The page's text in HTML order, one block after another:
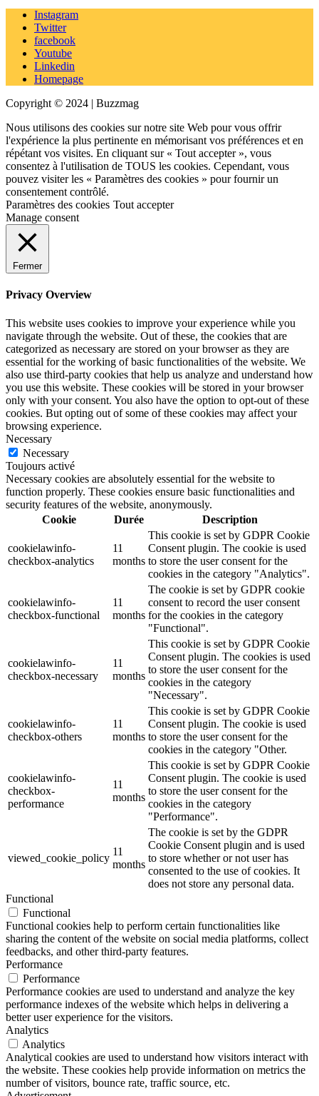
Instagram
Twitter
facebook
Youtube
Linkedin
Homepage
Copyright © 2024 | Buzzmag
Nous utilisons des cookies sur notre site Web pour vous offrir
l'expérience la plus pertinente en mémorisant vos préférences et en
répétant vos visites. En cliquant sur « Tout accepter », vous
consentez à l'utilisation de TOUS les cookies. Cependant, vous
pouvez visiter les « Paramètres des cookies » pour fournir un
consentement contrôlé.
Paramètres des cookies Tout accepter
Manage consent
Fermer
Privacy Overview
This website uses cookies to improve your experience while you
navigate through the website. Out of these, the cookies that are
categorized as necessary are stored on your browser as they are
essential for the working of basic functionalities of the website. We
also use third-party cookies that help us analyze and understand how
you use this website. These cookies will be stored in your browser
only with your consent. You also have the option to opt-out of these
cookies. But opting out of some of these cookies may affect your
browsing experience.
Necessary
Necessary
Toujours activé
Necessary cookies are absolutely essential for the website to
function properly. These cookies ensure basic functionalities and
security features of the website, anonymously.
Cookie
Durée Description
cookielawinfo-
checkbox-analytics
11
months
This cookie is set by GDPR Cookie
Consent plugin. The cookie is used
to store the user consent for the
cookies in the category "Analytics".
cookielawinfo-
checkbox-functional
11
months
The cookie is set by GDPR cookie
consent to record the user consent
for the cookies in the category
"Functional".
cookielawinfo-
checkbox-necessary
11
months
This cookie is set by GDPR Cookie
Consent plugin. The cookies is used
to store the user consent for the
cookies in the category
"Necessary".
cookielawinfo-
checkbox-others
11
months
This cookie is set by GDPR Cookie
Consent plugin. The cookie is used
to store the user consent for the
cookies in the category "Other.
cookielawinfo-
checkbox-
performance
11
months
This cookie is set by GDPR Cookie
Consent plugin. The cookie is used
to store the user consent for the
cookies in the category
"Performance".
viewed_cookie_policy
11
months
The cookie is set by the GDPR
Cookie Consent plugin and is used
to store whether or not user has
consented to the use of cookies. It
does not store any personal data.
Functional
Functional
Functional cookies help to perform certain functionalities like
sharing the content of the website on social media platforms, collect
feedbacks, and other third-party features.
Performance
Performance
Performance cookies are used to understand and analyze the key
performance indexes of the website which helps in delivering a
better user experience for the visitors.
Analytics
Analytics
Analytical cookies are used to understand how visitors interact with
the website. These cookies help provide information on metrics the
number of visitors, bounce rate, traffic source, etc.